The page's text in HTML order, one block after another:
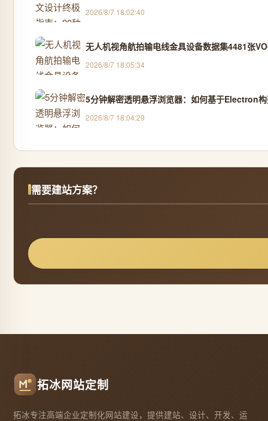
2026/8/7 18:02:40
无人机视角航拍输电线金具设备数据集4481张
2026/8/7 18:05:34
5分钟解密透明悬浮浏览器：如何基于Electron
2026/8/7 18:04:29
需要建站方案？
拓冰网站定制
拓冰专注高端企业定制化网站建设，提供建站、设计、开发、运